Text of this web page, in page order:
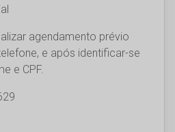
agendamento prévio
e após identificar-se
e CPF.